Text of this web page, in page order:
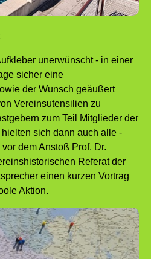
unerwünscht - in einer
sicher eine
der Wunsch geäußert
Vereinsutensilien zu
zum Teil Mitglieder der
sich dann auch alle -
dem Anstoß Prof. Dr.
Referat der
einen kurzen Vortrag
Aktion.